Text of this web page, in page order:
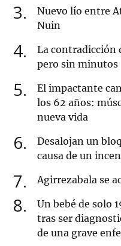
3
Nuevo lío entre
Nuin
4
La contradicción
pero sin minutos
5
El impactante
los 62 años:
nueva vida
6
Desalojan un
causa de un
7 Agirrezabala se
8
Un bebé de solo
tras ser
de una grave